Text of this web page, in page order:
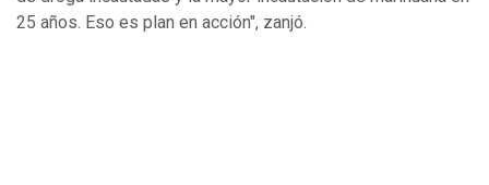
25 años. Eso es plan en acción", zanjó.